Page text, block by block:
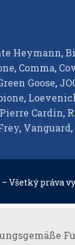
Heymann,
, Comma,
Goose,
,
Pierre Cardin,
, Vanguard,
– Všetký práva